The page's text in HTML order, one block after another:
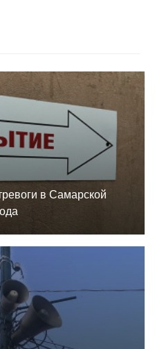
в Самарской